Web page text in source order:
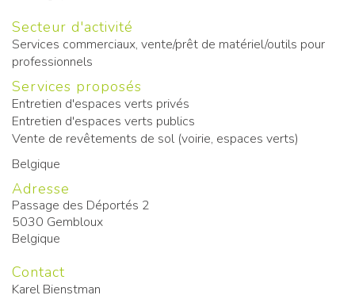
Secteur d'activité
Services commerciaux, vente/prêt de matériel/outils pour
professionnels
Services proposés
Entretien d'espaces verts privés
Entretien d'espaces verts publics
Vente de revêtements de sol (voirie, espaces verts)
Belgique
Adresse
Passage des Déportés 2
5030 Gembloux
Belgique
Contact
Karel Bienstman